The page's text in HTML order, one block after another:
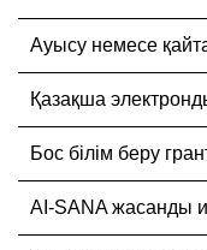
Ауысу немесе
Қазақша
Бос білім беру
AI-SANA жасанды